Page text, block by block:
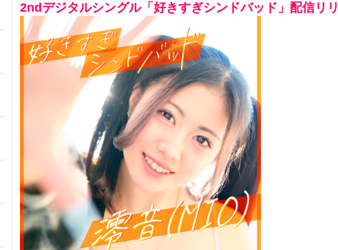
2ndデジタルシングル「好きすぎシンドバッド」配信リ